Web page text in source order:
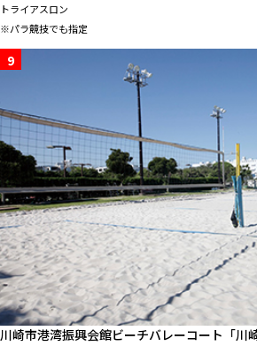
トライアスロン
※パラ競技でも指定
9
川崎市港湾振興会館ビーチバレーコート「川